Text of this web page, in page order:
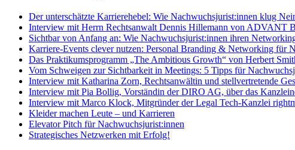
Der unterschätzte Karrierehebel: Wie Nachwuchsjurist:innen klug
Interview mit Herrn Rechtsanwalt Dennis Hillemann von ADVANT
Sichtbar von Anfang an: Wie Nachwuchsjurist:innen ihren
Karriere-Events clever nutzen: Personal Branding & Networking für
Das Praktikumsprogramm „The Ambitious Growth“ von Herbert
Vom Schweigen zur Sichtbarkeit in Meetings: 5 Tipps für
Interview mit Katharina Zorn, Rechtsanwältin und stellvertretende
Interview mit Pia Bollig, Vorständin der DIRO AG, über das
Interview mit Marco Klock, Mitgründer der Legal Tech-Kanzlei
Kleider machen Leute – und Karrieren
Elevator Pitch für Nachwuchsjurist:innen
Strategisches Netzwerken mit Erfolg!